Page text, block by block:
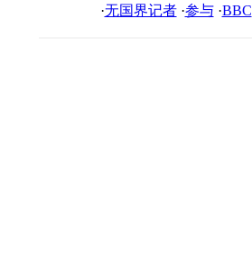
·无国界记者·参与·BBC